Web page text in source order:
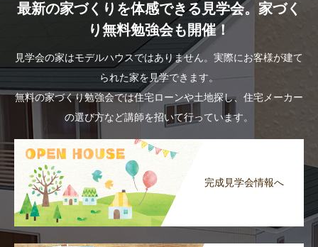
最新の家づくりを体感できる見学会。家づく
り無料勉強会も開催！
見学会の家はモデルハウスではありません。実際にお客様が建て
られた家を見学できます。
無料の家づくり勉強会では住宅ローンや土地探し、住宅メーカー
の選び方など講師を招いて行っています。
完成見学会情報へ